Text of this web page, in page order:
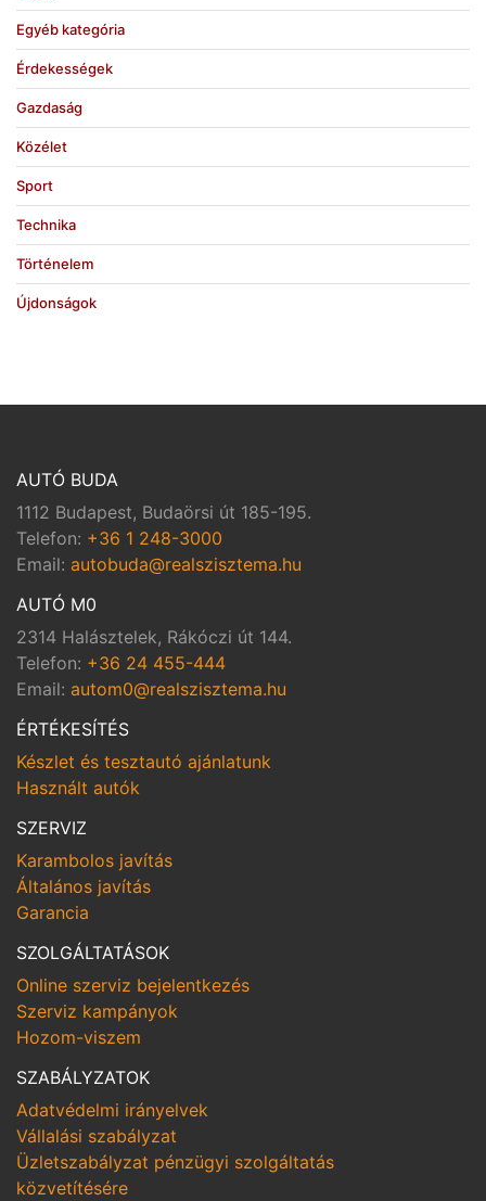
Egyéb kategória
Érdekességek
Gazdaság
Közélet
Sport
Technika
Történelem
Újdonságok
AUTÓ BUDA
1112 Budapest, Budaörsi út 185-195.
Telefon: +36 1 248-3000
Email: autobuda@realszisztema.hu
AUTÓ M0
2314 Halásztelek, Rákóczi út 144.
Telefon: +36 24 455-444
Email: autom0@realszisztema.hu
ÉRTÉKESÍTÉS
Készlet és tesztautó ajánlatunk
Használt autók
SZERVIZ
Karambolos javítás
Általános javítás
Garancia
SZOLGÁLTATÁSOK
Online szerviz bejelentkezés
Szerviz kampányok
Hozom-viszem
SZABÁLYZATOK
Adatvédelmi irányelvek
Vállalási szabályzat
Üzletszabályzat pénzügyi szolgáltatás
közvetítésére